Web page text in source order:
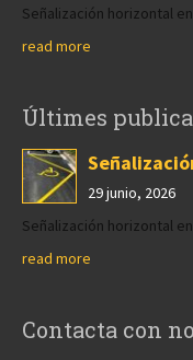
Señalización horizontal en
read more
Últimes
29 junio, 2026
Señalización horizontal en
read more
Contacta con